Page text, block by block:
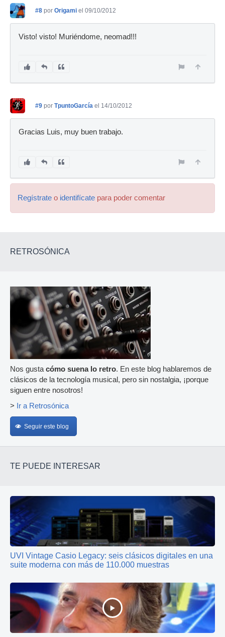
#8 por Origami el 09/10/2012
Visto! visto! Muriéndome, neomad!!!
#9 por TpuntoGarcía el 14/10/2012
Gracias Luis, muy buen trabajo.
Regístrate o identifícate para poder comentar
RETROSÓNICA
Nos gusta cómo suena lo retro. En este blog hablaremos de
clásicos de la tecnología musical, pero sin nostalgia, ¡porque
siguen entre nosotros!
> Ir a Retrosónica
Seguir este blog
TE PUEDE INTERESAR
UVI Vintage Casio Legacy: seis clásicos digitales en una
suite moderna con más de 110.000 muestras